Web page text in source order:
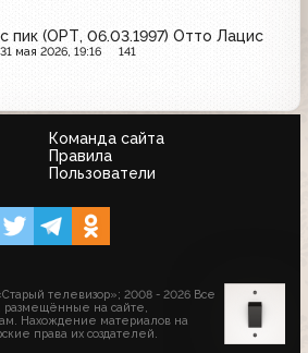
пик (ОРТ, 06.03.1997) Отто Лацис
31 мая 2026, 19:16 141
Команда сайта
Правила
Пользователи
телевизор»; 2008 - 2026 Все
на сайте,
Нахождение материалов на
права их создателей.